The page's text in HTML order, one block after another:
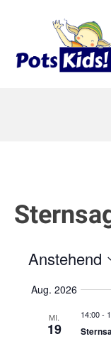
Anstehend
date.
Aug. 2026
MI.
19
14:00-